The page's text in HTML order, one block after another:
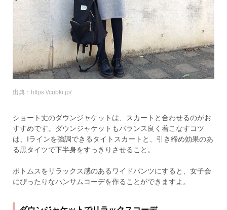
出典：https://cubki.jp/
ショート丈のダウンジャケットは、スカートと合わせるのがお
すすめです。ダウンジャケットもバランス良く着こなすコツ
は、Iラインを強調できるタイトスカートと、引き締め効果のあ
る黒タイツで下半身をすっきりさせること。
ボトムスをリラックス感のあるワイドパンツにすると、女子会
にぴったりなハンサムコーデを作ることができますよ。